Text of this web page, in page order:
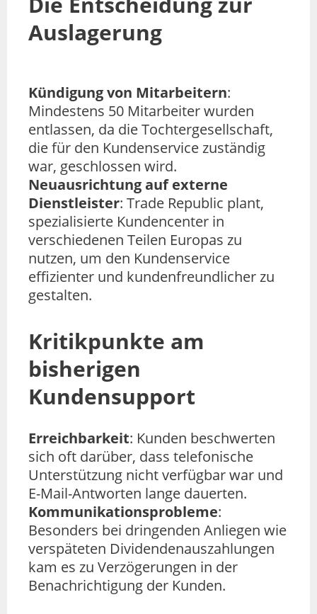
Auslagerung
Kündigung von Mitarbeitern:
Mindestens 50 Mitarbeiter wurden
entlassen, da die Tochtergesellschaft,
die für den Kundenservice zuständig
war, geschlossen wird.
Neuausrichtung auf externe
Dienstleister: Trade Republic plant,
spezialisierte Kundencenter in
verschiedenen Teilen Europas zu
nutzen, um den Kundenservice
effizienter und kundenfreundlicher zu
gestalten.
Kritikpunkte am
bisherigen
Kundensupport
Erreichbarkeit: Kunden beschwerten
sich oft darüber, dass telefonische
Unterstützung nicht verfügbar war und
E-Mail-Antworten lange dauerten.
Kommunikationsprobleme:
Besonders bei dringenden Anliegen wie
verspäteten Dividendenauszahlungen
kam es zu Verzögerungen in der
Benachrichtigung der Kunden.